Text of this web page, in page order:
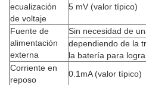
ecualización
de voltaje
5 mV (valor típico)
Fuente de
alimentación
externa
Sin necesidad de
dependiendo de la
la batería para
Corriente en
reposo
0.1mA (valor típico)